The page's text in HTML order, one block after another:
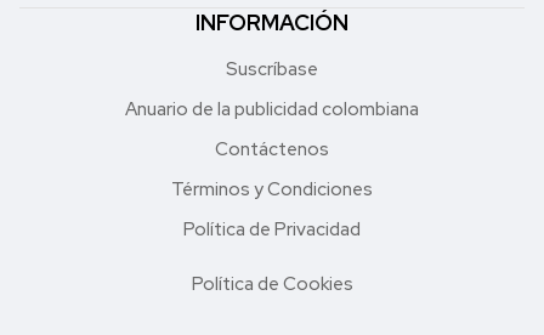
INFORMACIÓN
Suscríbase
Anuario de la publicidad colombiana
Contáctenos
Términos y Condiciones
Política de Privacidad
Política de Cookies